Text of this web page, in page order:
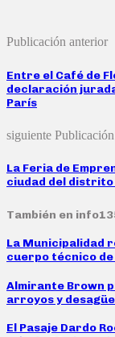
Publicación anterior
Entre el Café de
declaración
París
siguiente Publicación
La Feria de
ciudad del distrito
También en
La Municipalidad
cuerpo técnico
Almirante Brown
arroyos y
El Pasaje Dardo